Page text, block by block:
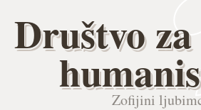
Društvo
Zofijini